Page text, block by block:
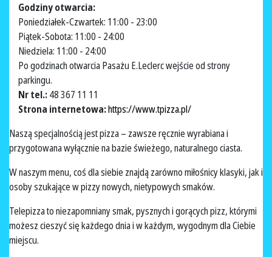
Godziny otwarcia:
Poniedziałek-Czwartek: 11:00 - 23:00
Piątek-Sobota: 11:00 - 24:00
Niedziela: 11:00 - 24:00
Po godzinach otwarcia Pasażu E.Leclerc wejście od strony
parkingu.
Nr tel.:48 367 11 11
Strona internetowa:https://www.tpizza.pl/
Naszą specjalnością jest pizza – zawsze ręcznie wyrabiana i
przygotowana wyłącznie na bazie świeżego, naturalnego ciasta.
W naszym menu, coś dla siebie znajdą zarówno miłośnicy klasyki, jak i
osoby szukające w pizzy nowych, nietypowych smaków.
Telepizza to niezapomniany smak, pysznych i gorących pizz, którymi
możesz cieszyć się każdego dnia i w każdym, wygodnym dla Ciebie
miejscu.